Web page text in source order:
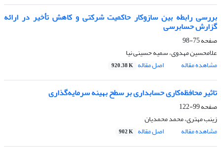
بررسی رابطه بین سازوکار حاکمیت شرکتی و کاهش تأخیر در ارائه
گزارش حسابرسی
صفحه75-98
علامحسین مهدوی، سمیه حسینی نیا
مشاهده مقاله
اصل مقاله 920.38 K
تاثیر محافظه‌کاری حسابداری بر سطح بهینه سرمایه‌گذاری
صفحه99-122
زینب مهتری، محمد محمدیان
مشاهده مقاله
اصل مقاله 902 K